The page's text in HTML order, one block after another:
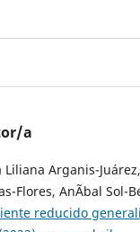
a
Arganis-
Flores, AnÃ­bal Sol-
reducido